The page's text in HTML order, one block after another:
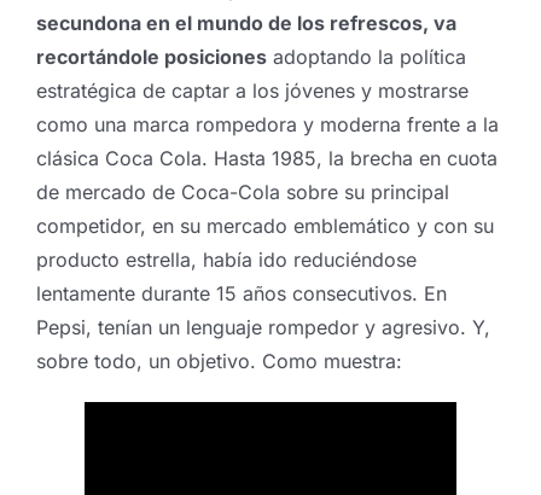
secundona en el mundo de los refrescos, va
recortándole posicionesadoptando la política
estratégica de captar a los jóvenes y mostrarse
como una marca rompedora y moderna frente a la
clásica Coca Cola. Hasta 1985, la brecha en cuota
de mercado de Coca-Cola sobre su principal
competidor, en su mercado emblemático y con su
producto estrella, había ido reduciéndose
lentamente durante 15 años consecutivos. En
Pepsi, tenían un lenguaje rompedor y agresivo. Y,
sobre todo, un objetivo. Como muestra: